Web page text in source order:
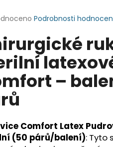
Podrobnosti
–
Comfort Latex
(50 párů/balení): Tyto